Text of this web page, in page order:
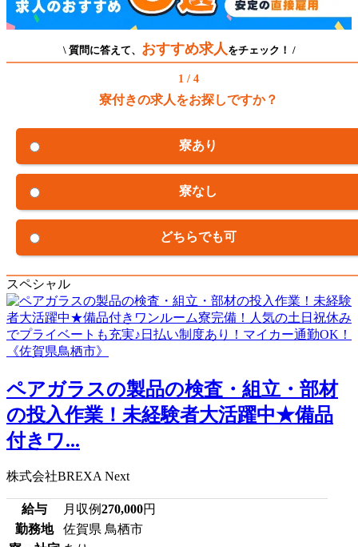
\ 質問に答えて、 おすすめ求人 をチェック！ /
1 / 4
寮付きの求人をお探しですか？
寮あり
寮なし
どちらでも可
スペシャル
ペアガラスの製品の検査・組立・部材
の投入作業！未経験者大活躍中★備品
付きワ...
株式会社BREXA Next
給与 月収例270,000円
勤務地
佐賀県 鳥栖市